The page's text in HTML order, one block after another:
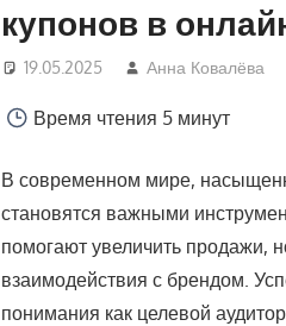
купонов в
19.05.2025 Анна Ковалёва
Время чтения 5 минут
В современном мире,
становятся важными
помогают увеличить продажи,
взаимодействия с брендом.
понимания как целевой